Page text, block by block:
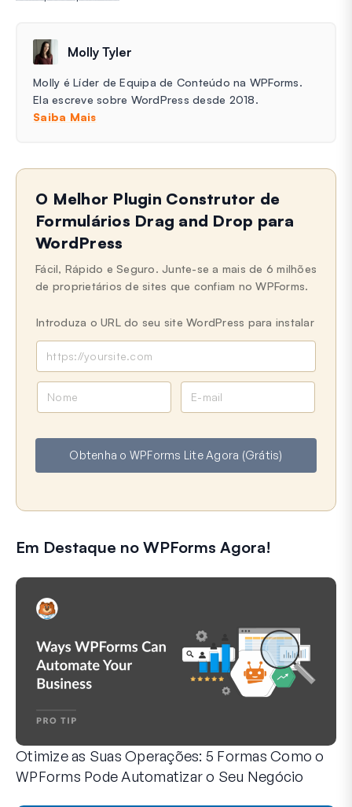
Molly Tyler
Molly é Líder de Equipa de Conteúdo na WPForms.
Ela escreve sobre WordPress desde 2018.
Saiba Mais
O Melhor Plugin Construtor de
Formulários Drag and Drop para
WordPress
Fácil, Rápido e Seguro. Junte-se a mais de 6 milhões
de proprietários de sites que confiam no WPForms.
Introduza o URL do seu site WordPress para instalar
e
i
Obtenha o WPForms Lite Agora (Grátis)
Em Destaque no WPForms Agora!
Otimize as Suas Operações: 5 Formas Como o
WPForms Pode Automatizar o Seu Negócio